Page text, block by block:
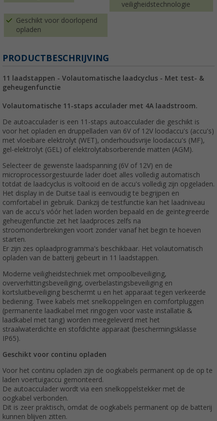
veiligheidstechnologie
Geschikt voor doorlopend
opladen
PRODUCTBESCHRIJVING
11 laadstappen - Volautomatische laadcyclus - Met test- &
geheugenfunctie
Volautomatische 11-staps acculader met 4A laadstroom.
De autoacculader is een 11-staps autoacculader die geschikt is
voor het opladen en druppelladen van 6V of 12V loodaccu's (accu's)
met vloeibare elektrolyt (WET), onderhoudsvrije loodaccu's (MF),
gel-elektrolyt (GEL) of elektrolytabsorberende matten (AGM).
Selecteer de gewenste laadspanning (6V of 12V) en de
microprocessorgestuurde lader doet alles volledig automatisch
totdat de laadcyclus is voltooid en de accu's volledig zijn opgeladen.
Het display in de Duitse taal is eenvoudig te begrijpen en
comfortabel in gebruik. Dankzij de testfunctie kan het laadniveau
van de accu's vóór het laden worden bepaald en de geïntegreerde
geheugenfunctie zet het laadproces zelfs na
stroomonderbrekingen voort zonder vanaf het begin te hoeven
starten.
Er zijn zes oplaadprogramma's beschikbaar. Het volautomatisch
opladen van de batterij gebeurt in 11 laadstappen.
Moderne veiligheidstechniek met ompoolbeveiliging,
oververhittingsbeveiliging, overbelastingsbeveiliging en
kortsluitbeveiliging beschermt u en het apparaat tegen verkeerde
bediening. Twee kabels met snelkoppelingen en comfortpluggen
(permanente laadkabel met ringogen voor vaste installatie &
laadkabel met tang) worden meegeleverd met het
straalwaterdichte en stofdichte apparaat (beschermingsklasse
IP65).
Geschikt voor continu opladen
Voor het continu opladen zijn de oogkabels permanent op de op te
laden voertuigaccu gemonteerd.
De autoacculader wordt via een snelkoppelstekker met de
oogkabel verbonden.
Dit is zeer praktisch, omdat de oogkabels permanent op de batterij
kunnen blijven zitten.